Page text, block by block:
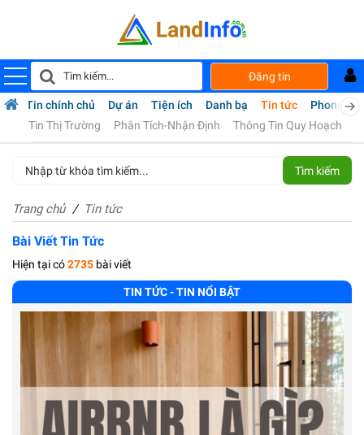
Đăng tin
Tin chính chủ Dự án Tiện ích Danh bạ Tin tức
Phong
Tin Thị Trường
Phân Tích-Nhận Định Thông Tin Quy Hoạch
Tìm kiếm
Trang chủ Tin tức
Bài Viết Tin Tức
Hiện tại có2735 bài viết
TIN TỨC - TIN NỔI BẬT